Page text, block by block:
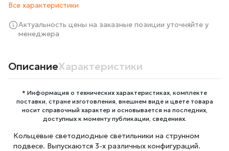
Все характеристики
Актуальность цены на заказные позиции уточняйте у
менеджера
ОписаниеХарактеристики
* Информация о технических характеристиках, комплекте
поставки, стране изготовления, внешнем виде и цвете товара
носит справочный характер и основывается на последних,
доступных к моменту публикации, сведениях.
Кольцевые светодиодные светильники на струнном
подвесе. Выпускаются 3-х различных конфигураций.